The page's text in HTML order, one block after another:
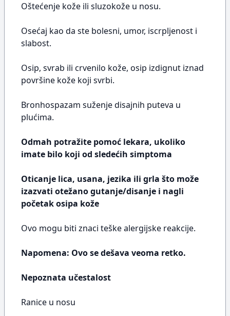
Oštećenje kože ili sluzokože u nosu.
Osećaj kao da ste bolesni, umor, iscrpljenost i
slabost.
Osip, svrab ili crvenilo kože, osip izdignut iznad
površine kože koji svrbi.
Bronhospazam suženje disajnih puteva u
plućima.
Odmah potražite pomoć lekara, ukoliko
imate bilo koji od sledećih simptoma
Oticanje lica, usana, jezika ili grla što može
izazvati otežano gutanje/disanje i nagli
početak osipa kože
Ovo mogu biti znaci teške alergijske reakcije.
Napomena: Ovo se dešava veoma retko.
Nepoznata učestalost
Ranice u nosu